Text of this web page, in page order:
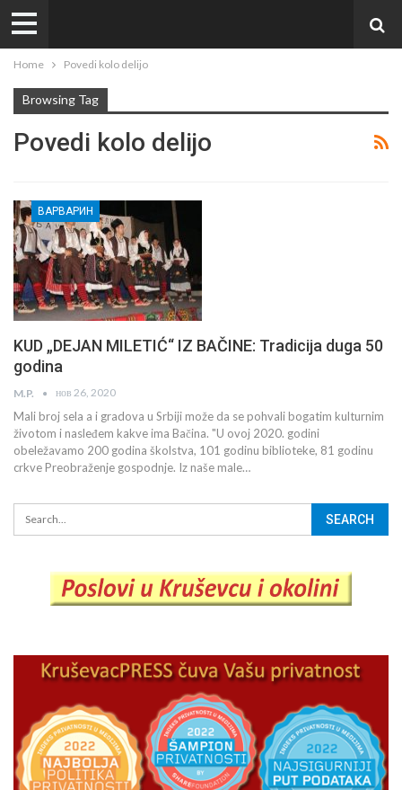
Home Povedi kolo delijo
Browsing Tag
Povedi kolo delijo
ВАРВАРИН
KUD „DEJAN MILETIĆ“ IZ BAČINE: Tradicija duga 50
godina
M.P. нов 26, 2020
Mali broj sela a i gradova u Srbiji može da se pohvali bogatim kulturnim
životom i nasleđem kakve ima Bačina. "U ovoj 2020. godini
obeležavamo 200 godina školstva, 101 godinu biblioteke, 81 godinu
crkve Preobraženje gospodnje. Iz naše male…